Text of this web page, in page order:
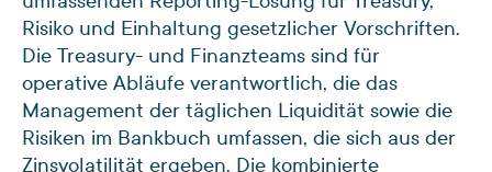
Risiko und Einhaltung gesetzlicher Vorschriften.
Die Treasury- und Finanzteams sind für
operative Abläufe verantwortlich, die das
Management der täglichen Liquidität sowie die
Risiken im Bankbuch umfassen, die sich aus der
Zinsvolatilität ergeben. Die kombinierte